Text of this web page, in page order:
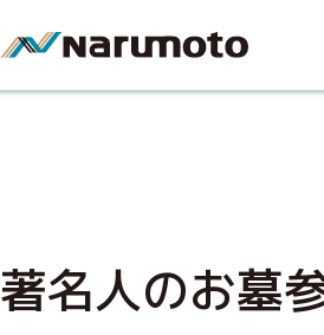
著名人のお墓